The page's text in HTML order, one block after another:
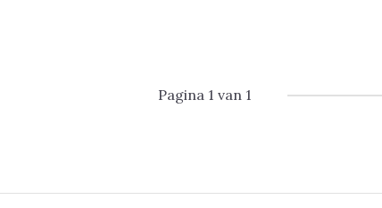
Pagina 1 van 1